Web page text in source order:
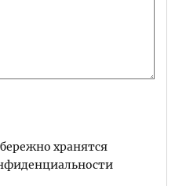
хранятся